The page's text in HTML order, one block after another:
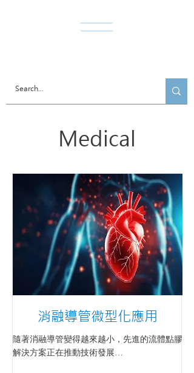
Medical
消融導管微型化應用
隨著消融導管變得越來越小，先進的流體點膠
解決方案正在推動技術發展…